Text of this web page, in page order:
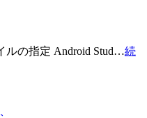
ルの指定 Android Stud…続